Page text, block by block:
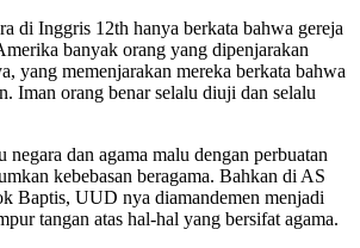
di Inggris 12th hanya berkata bahwa gereja
banyak orang yang dipenjarakan
yang memenjarakan mereka berkata bahwa
Iman orang benar selalu diuji dan selalu
negara dan agama malu dengan perbuatan
kebebasan beragama. Bahkan di AS
Baptis, UUD nya diamandemen menjadi
tangan atas hal-hal yang bersifat agama.